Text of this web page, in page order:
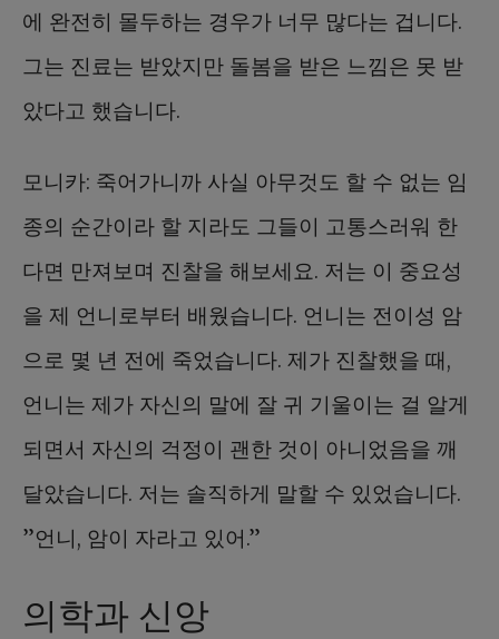
에 완전히 몰두하는 경우가 너무 많다는 겁니다.
그는 진료는 받았지만 돌봄을 받은 느낌은 못 받
았다고 했습니다.
모니카: 죽어가니까 사실 아무것도 할 수 없는 임
종의 순간이라 할 지라도 그들이 고통스러워 한
다면 만져보며 진찰을 해보세요. 저는 이 중요성
을 제 언니로부터 배웠습니다. 언니는 전이성 암
으로 몇 년 전에 죽었습니다. 제가 진찰했을 때,
언니는 제가 자신의 말에 잘 귀 기울이는 걸 알게
되면서 자신의 걱정이 괜한 것이 아니었음을 깨
달았습니다. 저는 솔직하게 말할 수 있었습니다.
”언니, 암이 자라고 있어.”
의학과 신앙